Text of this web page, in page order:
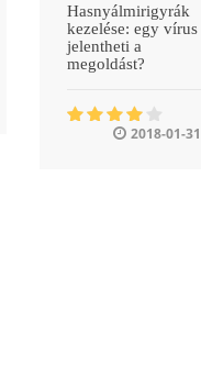
Hasnyálmirigyrák
kezelése: egy vírus
jelentheti a
megoldást?
2018-01-31